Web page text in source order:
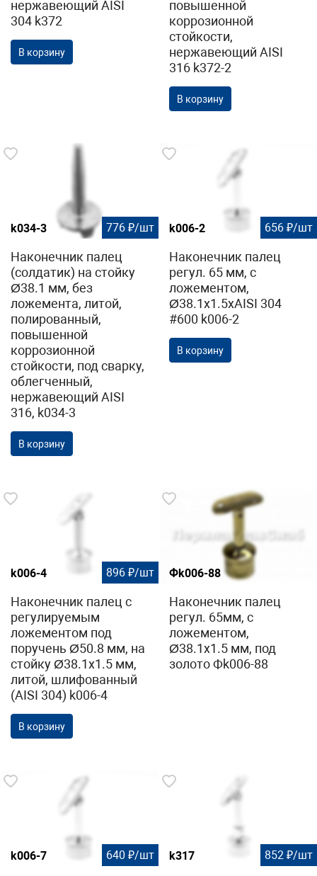
нержавеющий AISI
304 k372
В корзину
повышенной
коррозионной
стойкости,
нержавеющий AISI
316 k372-2
В корзину
k034-3 776 ₽/шт
Наконечник палец
(солдатик) на стойку
Ø38.1 мм, без
ложемента, литой,
полированный,
повышенной
коррозионной
стойкости, под сварку,
облегченный,
нержавеющий AISI
316, k034-3
В корзину
k006-2 656 ₽/шт
Наконечник палец
регул. 65 мм, с
ложементом,
Ø38.1х1.5хAISI 304
#600 k006-2
В корзину
k006-4 896 ₽/шт
Наконечник палец с
регулируемым
ложементом под
поручень Ø50.8 мм, на
стойку Ø38.1х1.5 мм,
литой, шлифованный
(AISI 304) k006-4
В корзину
Фk006-88
Наконечник палец
регул. 65мм, с
ложементом,
Ø38.1х1.5 мм, под
золото Фk006-88
k006-7 640 ₽/шт k317 852 ₽/шт